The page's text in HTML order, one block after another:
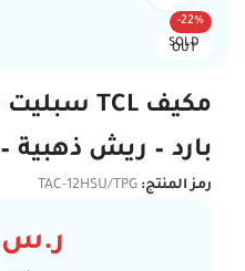
-22%
SOLD
OUT
بارد – ريش ذهبية – TAC-12HSU/TPG
رمز المنتج: TAC-12HSU/TPG
ر.س